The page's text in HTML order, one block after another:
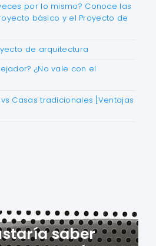
por lo mismo? Conoce las
básico y el Proyecto de
de arquitectura
¿No vale con el
Casas tradicionales [Ventajas
saber